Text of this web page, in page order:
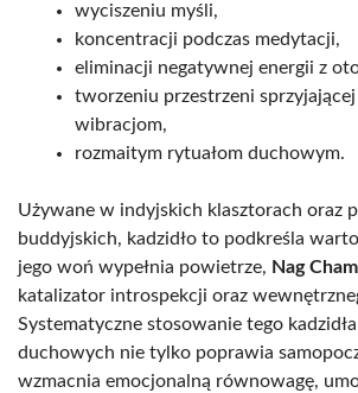
wyciszeniu myśli,
koncentracji podczas medytacji,
eliminacji negatywnej energii z
tworzeniu przestrzeni
wibracjom,
rozmaitym rytuałom duchowym.
Używane w indyjskich klasztorach oraz
buddyjskich, kadzidło to podkreśla
jego woń wypełnia powietrze, Nag
katalizator introspekcji oraz
Systematyczne stosowanie tego
duchowych nie tylko poprawia
wzmacnia emocjonalną równowagę,